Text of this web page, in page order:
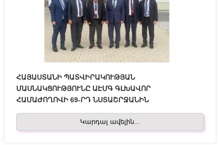
ՀԱՅԱՍՏԱՆԻ ՊԱՏՎԻՐԱԿՈՒԹՅԱՆ
ՄԱՍՆԱԿՑՈՒԹՅՈՒՆԸ ԱԷՄԳ ԳԼԽԱՎՈՐ
ՀԱՄԱԺՈՂՈՎԻ 69-ՐԴ ՆՍՏԱՇՐՋԱՆԻՆ
Կարդալ ավելին...